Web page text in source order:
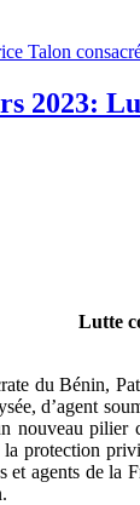
Talon
2023:
Lutte
du Bénin,
d’agent
nouveau
protection
agents de